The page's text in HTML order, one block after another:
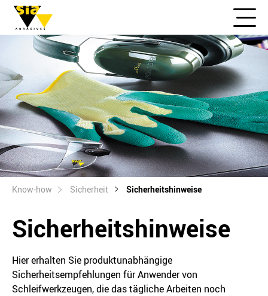
Know-how Sicherheit Sicherheitshinweise
Sicherheitshinweise
Hier erhalten Sie produktunabhängige
Sicherheitsempfehlungen für Anwender von
Schleifwerkzeugen, die das tägliche Arbeiten noch